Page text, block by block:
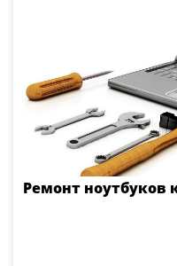
Ремонт ноутбуков